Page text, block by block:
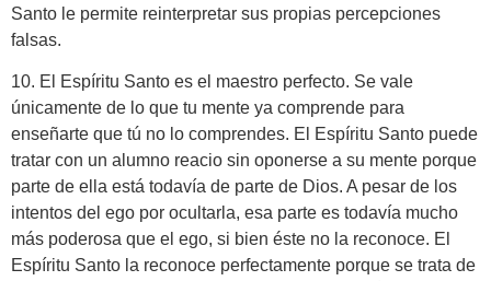
Santo le permite reinterpretar sus propias percepciones
falsas.
10. El Espíritu Santo es el maestro perfecto. Se vale
únicamente de lo que tu mente ya comprende para
enseñarte que tú no lo comprendes. El Espíritu Santo puede
tratar con un alumno reacio sin oponerse a su mente porque
parte de ella está todavía de parte de Dios. A pesar de los
intentos del ego por ocultarla, esa parte es todavía mucho
más poderosa que el ego, si bien éste no la reconoce. El
Espíritu Santo la reconoce perfectamente porque se trata de